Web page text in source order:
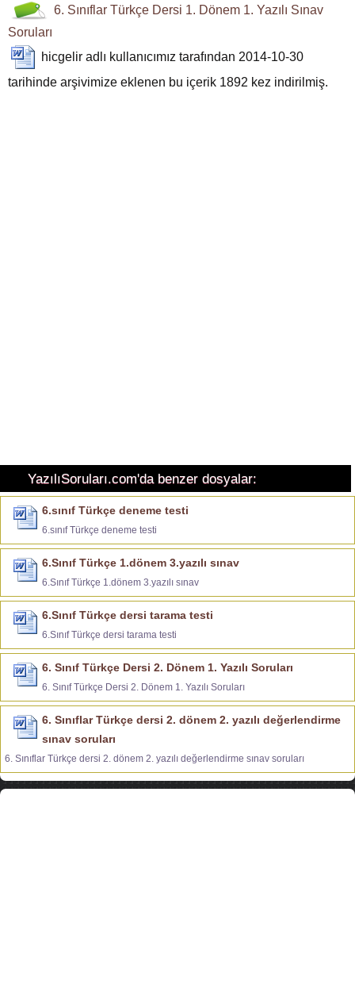
6. Sınıflar Türkçe Dersi 1. Dönem 1. Yazılı Sınav
Soruları
hicgelir adlı kullanıcımız tarafından 2014-10-30
tarihinde arşivimize eklenen bu içerik 1892 kez indirilmiş.
YazılıSoruları.com'da benzer dosyalar:
6.sınıf Türkçe deneme testi
6.sınıf Türkçe deneme testi
6.Sınıf Türkçe 1.dönem 3.yazılı sınav
6.Sınıf Türkçe 1.dönem 3.yazılı sınav
6.Sınıf Türkçe dersi tarama testi
6.Sınıf Türkçe dersi tarama testi
6. Sınıf Türkçe Dersi 2. Dönem 1. Yazılı Soruları
6. Sınıf Türkçe Dersi 2. Dönem 1. Yazılı Soruları
6. Sınıflar Türkçe dersi 2. dönem 2. yazılı değerlendirme
sınav soruları
6. Sınıflar Türkçe dersi 2. dönem 2. yazılı değerlendirme sınav soruları